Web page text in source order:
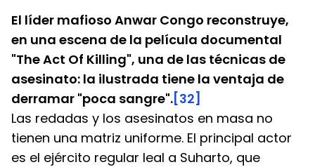
El líder mafioso Anwar Congo reconstruye,
en una escena de la película documental
"The Act Of Killing", una de las técnicas de
asesinato: la ilustrada tiene la ventaja de
derramar "poca sangre".[32]
Las redadas y los asesinatos en masa no
tienen una matriz uniforme. El principal actor
es el ejército regular leal a Suharto, que